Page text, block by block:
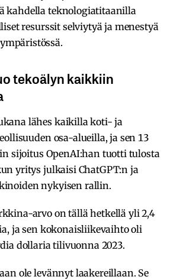
kahdella teknologiatitaanilla
resurssit selviytyä ja menestyä
tekoälyn kaikkiin
lähes kaikilla koti- ja
osa-alueilla, ja sen 13
sijoitus OpenAI:han tuotti tulosta
yritys julkaisi ChatGPT:n ja
nykyisen rallin.
arvo on tällä hetkellä yli 2,4
ja sen kokonaisliikevaihto oli
dollaria tilivuonna 2023.
ole levännyt laakereillaan. Se